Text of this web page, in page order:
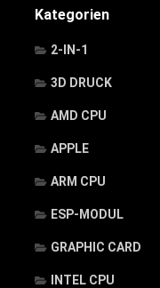
Kategorien
2-IN-1
3D DRUCK
AMD CPU
APPLE
ARM CPU
ESP-MODUL
GRAPHIC CARD
INTEL CPU